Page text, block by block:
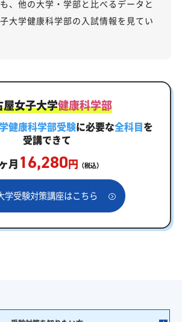
、他の大学・学部と比べるデータと
大学健康科学部の入試情報を見てい
屋女子大学健康科学部
健康科学部受験に必要な全科目を
受講できて
月 16,280円 （税込）
学受験対策講座はこちら